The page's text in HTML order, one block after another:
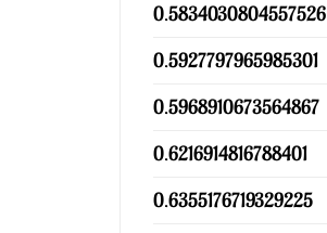
0.5834030804557526
0.5927797965985301
0.5968910673564867
0.6216914816788401
0.6355176719329225